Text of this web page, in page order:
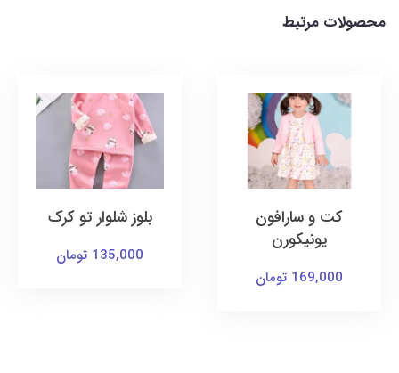
محصولات مرتبط
کت و سارافون
یونیکورن
169,000 تومان
بلوز شلوار تو کرک
135,000 تومان